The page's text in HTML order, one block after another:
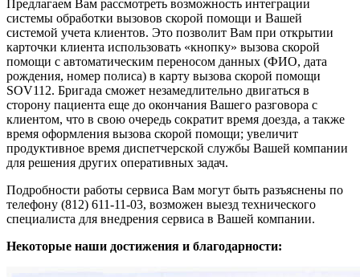
Предлагаем Вам рассмотреть возможность интеграции
системы обработки вызовов скорой помощи и Вашей
системой учета клиентов. Это позволит Вам при открытии
карточки клиента использовать «кнопку» вызова скорой
помощи с автоматическим переносом данных (ФИО, дата
рождения, номер полиса) в карту вызова скорой помощи
SOV112. Бригада сможет незамедлительно двигаться в
сторону пациента еще до окончания Вашего разговора с
клиентом, что в свою очередь сократит время доезда, а также
время оформления вызова скорой помощи; увеличит
продуктивное время диспетчерской службы Вашей компании
для решения других оперативных задач.
Подробности работы сервиса Вам могут быть разъяснены по
телефону (812) 611-11-03, возможен выезд технического
специалиста для внедрения сервиса в Вашей компании.
Некоторые наши достижения и благодарности: